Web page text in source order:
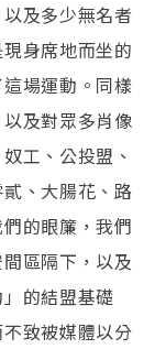
及多少無名者
身席地而坐的
場運動。同樣
及對眾多肖像
工、公投盟、
、大腸花、路
的眼簾，我們
區隔下，以及
的結盟基礎
致被媒體以分